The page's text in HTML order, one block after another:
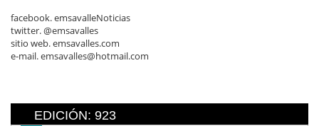
facebook. emsavalleNoticias
twitter. @emsavalles
sitio web. emsavalles.com
e-mail. emsavalles@hotmail.com
EDICIÓN: 923